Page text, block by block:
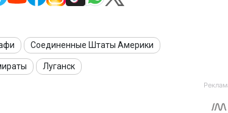
Соединенные Штаты Америки
Луганск